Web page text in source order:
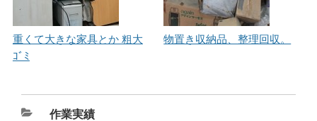
重くて大きな家具とか 粗大
ｺﾞﾐ
物置き収納品、整理回収。
カ
作業実績